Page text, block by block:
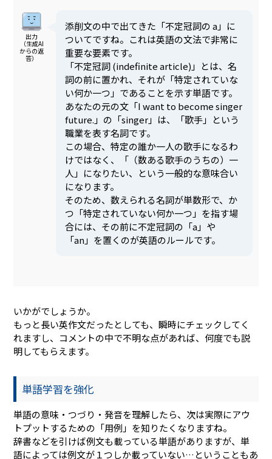
出力
（生成AI
からの返
答）
添削文の中で出てきた「不定冠詞の a」に
ついてですね。これは英語の文法で非常に
重要な要素です。
「不定冠詞 (indefinite article)」とは、名
詞の前に置かれ、それが「特定されていな
い何か一つ」であることを示す単語です。
あなたの元の文「I want to become singer
future.」の「singer」は、「歌手」という
職業を表す名詞です。
この場合、特定の誰か一人の歌手になるわ
けではなく、「（数ある歌手のうちの）一
人」になりたい、という一般的な意味合い
になります。
そのため、数えられる名詞が単数形で、か
つ「特定されていない何か一つ」を指す場
合には、その前に不定冠詞の「a」や
「an」を置くのが英語のルールです。
いかがでしょうか。
もっと長い英作文だったとしても、瞬時にチェックしてく
れますし、コメントの中で不明な点があれば、何度でも説
明してもらえます。
単語学習を強化
単語の意味・つづり・発音を理解したら、次は実際にアウ
トプットするための「用例」を知りたくなりますね。
辞書などを引けば例文も載っている単語がありますが、単
語によっては例文が１つしか載っていない…ということもあ